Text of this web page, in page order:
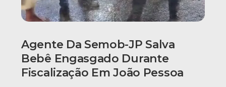
Agente Da Semob-JP Salva
Bebê Engasgado Durante
Fiscalização Em João Pessoa